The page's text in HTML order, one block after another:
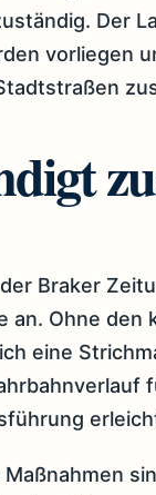
Der
vorliegen
Braker
an. Ohne
eine